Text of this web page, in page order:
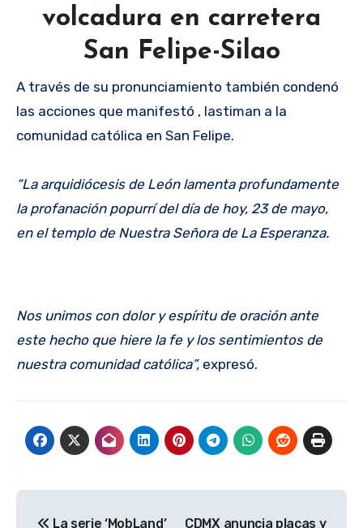
volcadura en carretera
San Felipe-Silao
A través de su pronunciamiento también condenó
las acciones que manifestó , lastiman a la
comunidad católica en San Felipe.
“La arquidiócesis de León lamenta profundamente
la profanación popurrí del día de hoy, 23 de mayo,
en el templo de Nuestra Señora de La Esperanza.
Nos unimos con dolor y espíritu de oración ante
este hecho que hiere la fe y los sentimientos de
nuestra comunidad católica”, expresó.
La serie ‘MobLand’ CDMX anuncia placas y